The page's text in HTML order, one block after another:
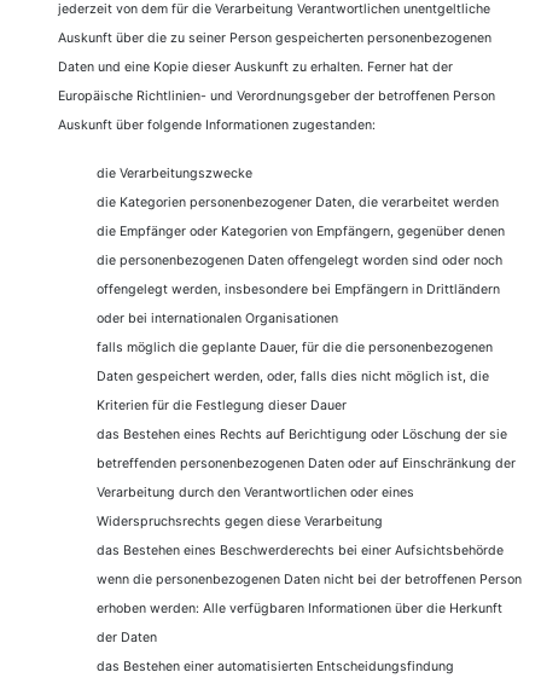
jederzeit von dem für die Verarbeitung Verantwortlichen unentgeltliche
Auskunft über die zu seiner Person gespeicherten personenbezogenen
Daten und eine Kopie dieser Auskunft zu erhalten. Ferner hat der
Europäische Richtlinien- und Verordnungsgeber der betroffenen Person
Auskunft über folgende Informationen zugestanden:
die Verarbeitungszwecke
die Kategorien personenbezogener Daten, die verarbeitet werden
die Empfänger oder Kategorien von Empfängern, gegenüber denen
die personenbezogenen Daten offengelegt worden sind oder noch
offengelegt werden, insbesondere bei Empfängern in Drittländern
oder bei internationalen Organisationen
falls möglich die geplante Dauer, für die die personenbezogenen
Daten gespeichert werden, oder, falls dies nicht möglich ist, die
Kriterien für die Festlegung dieser Dauer
das Bestehen eines Rechts auf Berichtigung oder Löschung der sie
betreffenden personenbezogenen Daten oder auf Einschränkung der
Verarbeitung durch den Verantwortlichen oder eines
Widerspruchsrechts gegen diese Verarbeitung
das Bestehen eines Beschwerderechts bei einer Aufsichtsbehörde
wenn die personenbezogenen Daten nicht bei der betroffenen Person
erhoben werden: Alle verfügbaren Informationen über die Herkunft
der Daten
das Bestehen einer automatisierten Entscheidungsfindung